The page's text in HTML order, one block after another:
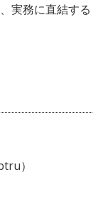
実務に直結する
）